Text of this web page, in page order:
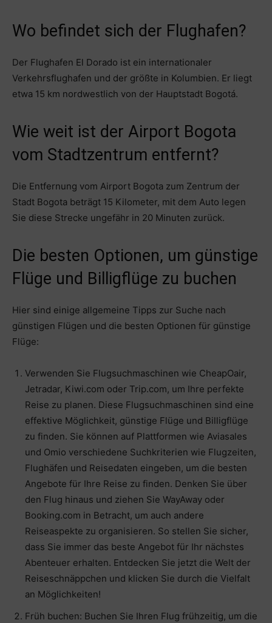
Wo befindet sich der Flughafen?
Der Flughafen El Dorado ist ein internationaler
Verkehrsflughafen und der größte in Kolumbien. Er liegt
etwa 15 km nordwestlich von der Hauptstadt Bogotá.
Wie weit ist der Airport Bogota
vom Stadtzentrum entfernt?
Die Entfernung vom Airport Bogota zum Zentrum der
Stadt Bogota beträgt 15 Kilometer, mit dem Auto legen
Sie diese Strecke ungefähr in 20 Minuten zurück.
Die besten Optionen, um günstige
Flüge und Billigflüge zu buchen
Hier sind einige allgemeine Tipps zur Suche nach
günstigen Flügen und die besten Optionen für günstige
Flüge:
Verwenden Sie Flugsuchmaschinen wie CheapOair,
Jetradar, Kiwi.com oder Trip.com, um Ihre perfekte
Reise zu planen. Diese Flugsuchmaschinen sind eine
effektive Möglichkeit, günstige Flüge und Billigflüge
zu finden. Sie können auf Plattformen wie Aviasales
und Omio verschiedene Suchkriterien wie Flugzeiten,
Flughäfen und Reisedaten eingeben, um die besten
Angebote für Ihre Reise zu finden. Denken Sie über
den Flug hinaus und ziehen Sie WayAway oder
Booking.com in Betracht, um auch andere
Reiseaspekte zu organisieren. So stellen Sie sicher,
dass Sie immer das beste Angebot für Ihr nächstes
Abenteuer erhalten. Entdecken Sie jetzt die Welt der
Reiseschnäppchen und klicken Sie durch die Vielfalt
an Möglichkeiten!
Früh buchen: Buchen Sie Ihren Flug frühzeitig, um die